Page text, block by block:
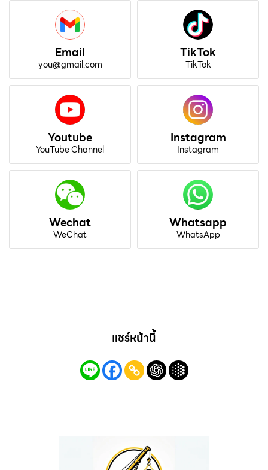
Email
you@gmail.com
TikTok
TikTok
Youtube
YouTube Channel
Instagram
Instagram
Wechat
WeChat
Whatsapp
WhatsApp
แชร์หน้านี้